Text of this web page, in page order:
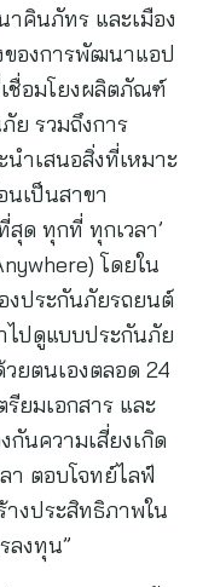
าคินภัทร และเมือง
ของการพัฒนาแอป
เชื่อมโยงผลิตภัณฑ์
ย รวมถึงการ
ำเสนอสิ่งที่เหมาะ
เป็นสาขา
ด ทุกที่ ทุกเวลา’
โดยใน
งประกันภัยรถยนต์
ไปดูแบบประกันภัย
ยตนเองตลอด 24
ยมเอกสาร และ
กันความเสี่ยงเกิด
า ตอบโจทย์ไลฟ์
างประสิทธิภาพใน
ลงทุน”